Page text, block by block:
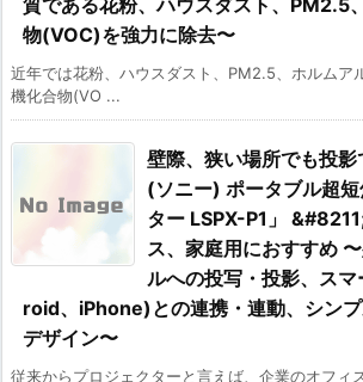
物(VOC)を強力に除去〜
近年では花粉、ハウスダスト、PM2.5、ホルムア
機化合物(VO ...
壁際、狭い場所でも投
(ソニー) ポータブル超
ター LSPX-P1」
ス、家庭用におすすめ
ルへの投写・投影、ス
roid、iPhone)との連携・連動、シン
デザイン〜
従来からプロジェクターと言えば、企業のオフィ